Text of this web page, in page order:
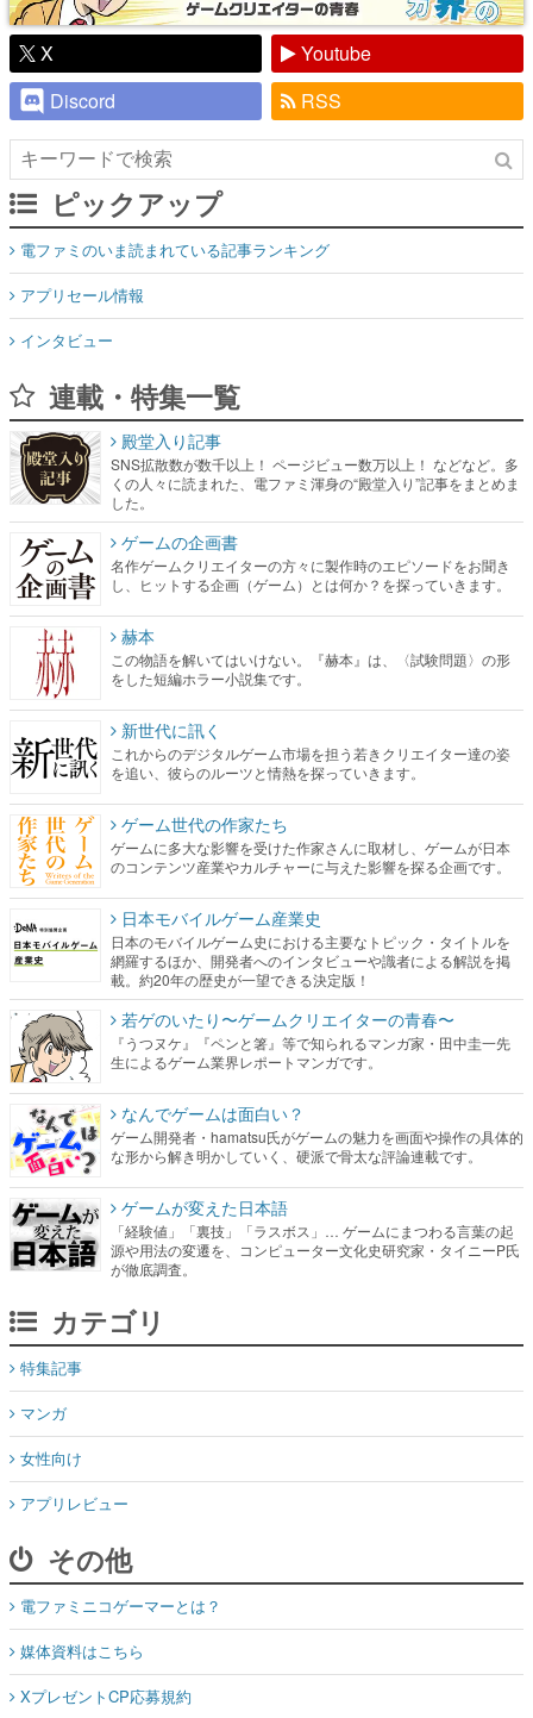
X
Youtube
Discord
RSS
ピックアップ
電ファミのいま読まれている記事ランキング
アプリセール情報
インタビュー
連載・特集一覧
殿堂入り記事
SNS拡散数が数千以上！ ページビュー数万以上！ などなど。多
くの人々に読まれた、電ファミ渾身の“殿堂入り”記事をまとめま
した。
ゲームの企画書
名作ゲームクリエイターの方々に製作時のエピソードをお聞き
し、ヒットする企画（ゲーム）とは何か？を探っていきます。
赫本
この物語を解いてはいけない。『赫本』は、〈試験問題〉の形
をした短編ホラー小説集です。
新世代に訊く
これからのデジタルゲーム市場を担う若きクリエイター達の姿
を追い、彼らのルーツと情熱を探っていきます。
ゲーム世代の作家たち
ゲームに多大な影響を受けた作家さんに取材し、ゲームが日本
のコンテンツ産業やカルチャーに与えた影響を探る企画です。
日本モバイルゲーム産業史
日本のモバイルゲーム史における主要なトピック・タイトルを
網羅するほか、開発者へのインタビューや識者による解説を掲
載。約20年の歴史が一望できる決定版！
若ゲのいたり〜ゲームクリエイターの青春〜
『うつヌケ』『ペンと箸』等で知られるマンガ家・田中圭一先
生によるゲーム業界レポートマンガです。
なんでゲームは面白い？
ゲーム開発者・hamatsu氏がゲームの魅力を画面や操作の具体的
な形から解き明かしていく、硬派で骨太な評論連載です。
ゲームが変えた日本語
「経験値」「裏技」「ラスボス」… ゲームにまつわる言葉の起
源や用法の変遷を、コンピューター文化史研究家・タイニーP氏
が徹底調査。
カテゴリ
特集記事
マンガ
女性向け
アプリレビュー
その他
電ファミニコゲーマーとは？
媒体資料はこちら
XプレゼントCP応募規約